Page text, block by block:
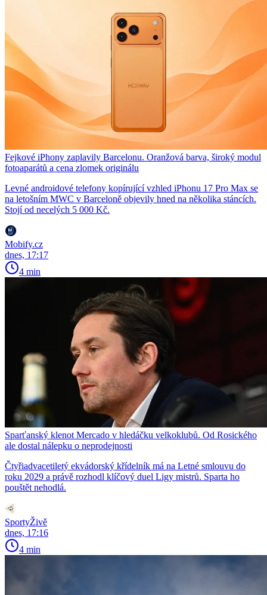
Fejkové iPhony zaplavily Barcelonu. Oranžová barva, široký modul
fotoaparátů a cena zlomek originálu
Levné androidové telefony kopírující vzhled iPhonu 17 Pro Max se
na letošním MWC v Barceloně objevily hned na několika stáncích.
Stojí od necelých 5 000 Kč.
Mobify.cz
dnes, 17:17
4 min
Sparťanský klenot Mercado v hledáčku velkoklubů. Od Rosického
ale dostal nálepku o neprodejnosti
Čtyřiadvacetiletý ekvádorský křídelník má na Letné smlouvu do
roku 2029 a právě rozhodl klíčový duel Ligy mistrů. Sparta ho
pouštět nehodlá.
SportyŽivě
dnes, 17:16
4 min